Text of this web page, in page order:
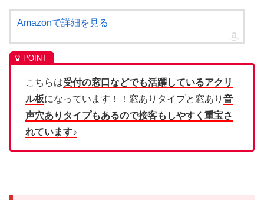
Amazonで詳細を見る
こちらは受付の窓口などでも活躍しているアクリ
ル板になっています！！窓ありタイプと窓あり 音
声穴ありタイプもあるので接客もしやすく重宝さ
れています♪